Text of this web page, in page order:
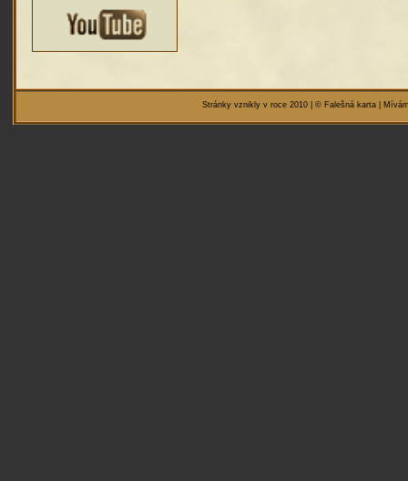
Stránky vznikly v roce 2010 | © Falešná karta |